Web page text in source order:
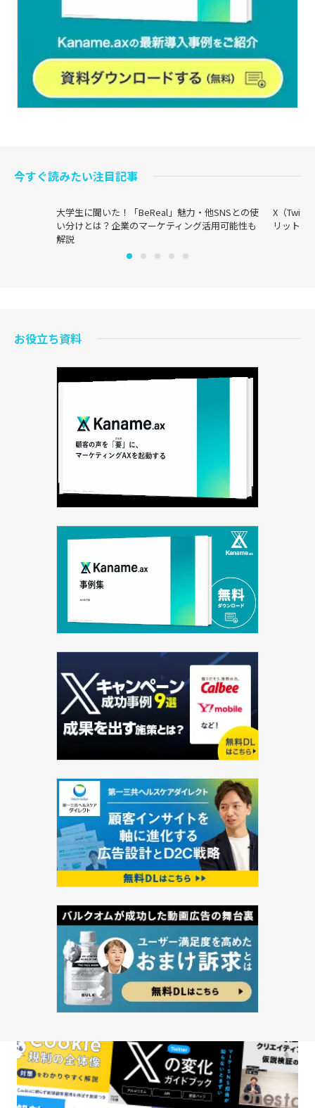
今すぐ読みたい注目記事
大学生に聞いた！「BeReal」魅力・他SNSとの使
い分けとは？企業のマーケティング活用可能性も
解説
X（
リットま
お役立ち資料